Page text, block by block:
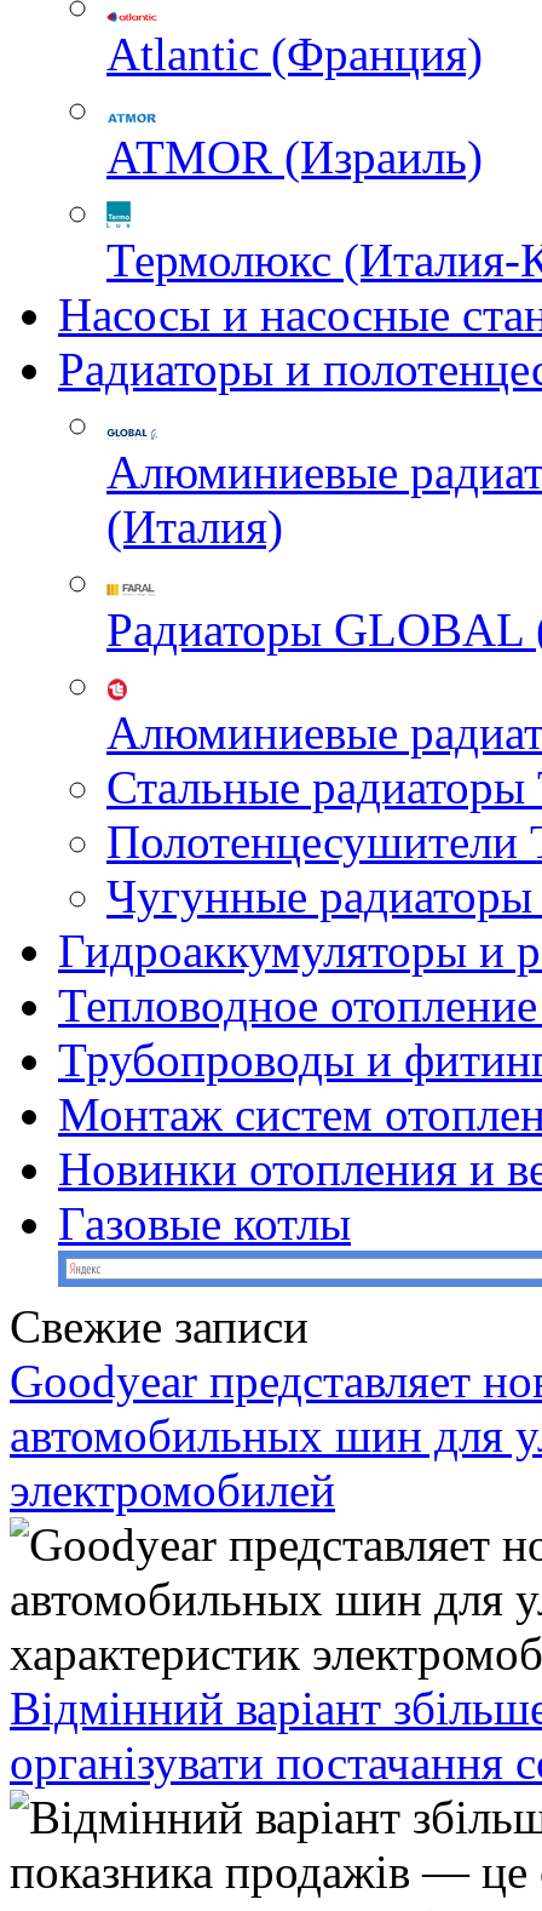
Atlantic (Франция)
ATMOR (Израиль)
Термолюкс (Италия-
Насосы и насосные
Радиаторы и
Алюминиевые
(Италия)
Радиаторы GLOBAL
Алюминиевые
Стальные
Чугунные
Гидроаккумуляторы и
Тепловодное
Трубопроводы и
Монтаж систем
Новинки отопления и
Газовые котлы
Свежие записи
Goodyear представляет
автомобильных шин для
электромобилей
Відмінний варіант
організувати постачання